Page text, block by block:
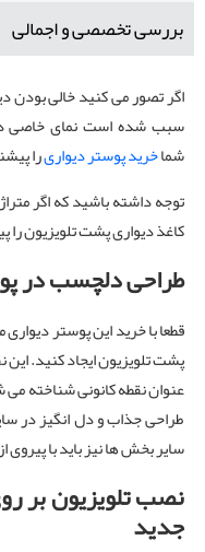
بررسی تخصصی و اجمالی
اگر تصور می کنید خالی بودن
سبب شده است نمای خاصی
شماخرید پوستر دیواریرا
توجه داشته باشید که اگر
کاغذ دیواری پشت تلویزیون
طراحی دلچسب در
قطعا با خرید این پوستر
پشت تلویزیون ایجاد کنید. این
عنوان نقطه کانونی شناخته
طراحی جذاب و دل انگیز در
سایر بخش ها نیز باید با
نصب تلویزیون بر
جدید